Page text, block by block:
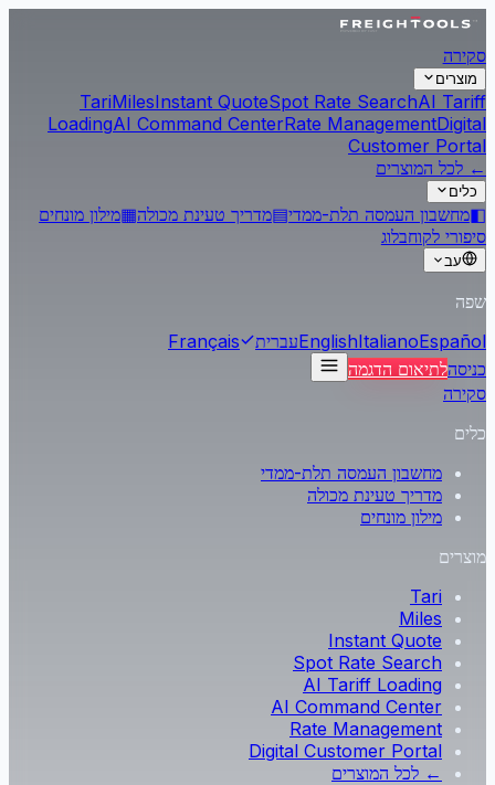
סקירה
מוצרים
TariMilesInstant QuoteSpot Rate SearchAI Tariff
LoadingAI Command CenterRate ManagementDigital
Customer Portal
← לכל המוצרים
כלים
◧מחשבון העמסה תלת-ממדי▤מדריך טעינת מכולה▦מילון מונחים
סיפורי לקוחבלוג
עב
שפה
EnglishItalianoEspañol עברית
Français
כניסהלתיאום הדגמה
סקירה
כלים
מחשבון העמסה תלת-ממדי
מדריך טעינת מכולה
מילון מונחים
מוצרים
Tari
Miles
Instant Quote
Spot Rate Search
AI Tariff Loading
AI Command Center
Rate Management
Digital Customer Portal
← לכל המוצרים